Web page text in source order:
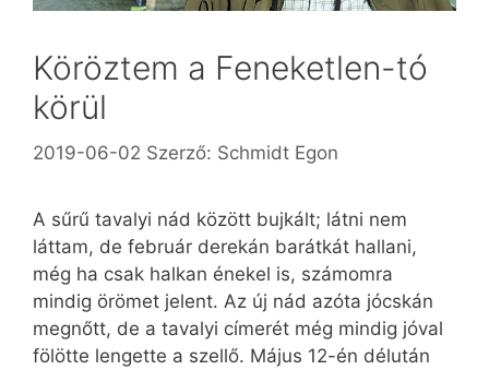
Köröztem a Feneketlen-tó
körül
2019-06-02 Szerző: Schmidt Egon
A sűrű tavalyi nád között bujkált; látni nem
láttam, de február derekán barátkát hallani,
még ha csak halkan énekel is, számomra
mindig örömet jelent. Az új nád azóta jócskán
megnőtt, de a tavalyi címerét még mindig jóval
fölötte lengette a szellő. Május 12-én délután